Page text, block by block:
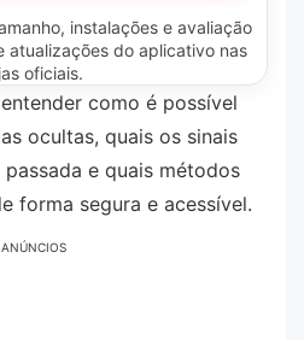
instalações e avaliação
atualizações do aplicativo nas
oficiais.
como é possível
ocultas, quais os sinais
e quais métodos
forma segura e acessível.
ANÚNCIOS